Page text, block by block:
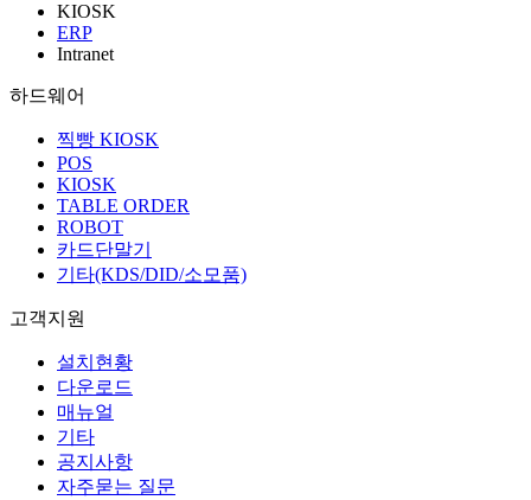
KIOSK
ERP
Intranet
하드웨어
찍빵 KIOSK
POS
KIOSK
TABLE ORDER
ROBOT
카드단말기
기타(KDS/DID/소모품)
고객지원
설치현황
다운로드
매뉴얼
기타
공지사항
자주묻는 질문